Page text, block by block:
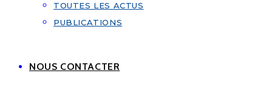
TOUTES LES ACTUS
PUBLICATIONS
NOUS CONTACTER